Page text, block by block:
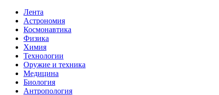
Лента
Астрономия
Космонавтика
Физика
Химия
Технологии
Оружие и техника
Медицина
Биология
Антропология